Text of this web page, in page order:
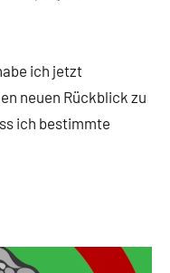
ich jetzt
neuen Rückblick zu
ich bestimmte